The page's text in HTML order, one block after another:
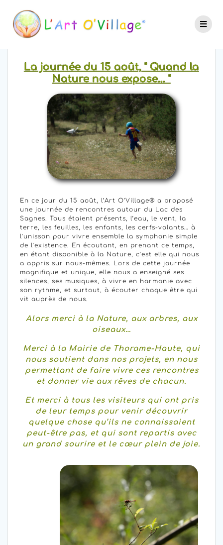
La journée du 15 août, " Quand la
Nature nous expose... "
En ce jour du 15 août, l’Art O’Village® a proposé
une journée de rencontres autour du Lac des
Sagnes. Tous étaient présents, l’eau, le vent, la
terre, les feuilles, les enfants, les cerfs-volants… à
l’unisson pour vivre ensemble la symphonie simple
de l’existence. En écoutant, en prenant ce temps,
en étant disponible à la Nature, c’est elle qui nous
a appris sur nous-mêmes. Lors de cette journée
magnifique et unique, elle nous a enseigné ses
silences, ses musiques, à vivre en harmonie avec
son rythme, et surtout, à écouter chaque être qui
vit auprès de nous.
Alors merci à la Nature, aux arbres, aux
oiseaux…
Merci à la Mairie de Thorame-Haute, qui
nous soutient dans nos projets, en nous
permettant de faire vivre ces rencontres
et donner vie aux rêves de chacun.
Et merci à tous les visiteurs qui ont pris
de leur temps pour venir découvrir
quelque chose qu’ils ne connaissaient
peut-être pas, et qui sont repartis avec
un grand sourire et le cœur plein de joie.